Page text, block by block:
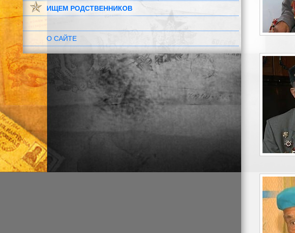
ИЩЕМ РОДСТВЕННИКОВ
О САЙТЕ